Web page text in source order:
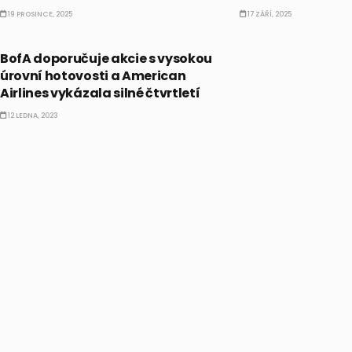
19 PROSINCE, 2025 17 ZÁŘÍ, 2025
BofA doporučuje akcie s vysokou
úrovní hotovosti a American
Airlines vykázala silné čtvrtletí
12 LEDNA, 2023